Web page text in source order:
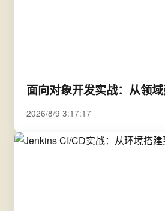
面向对象开发实战：从领
2026/8/9 3:17:17